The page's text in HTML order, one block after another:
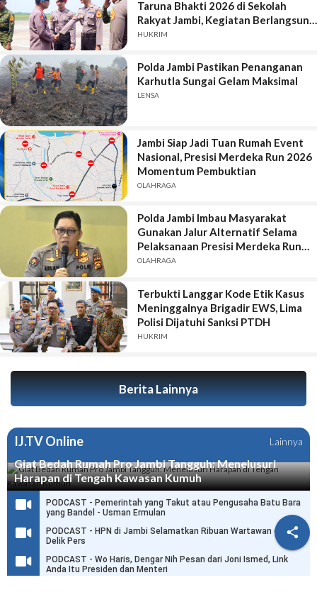

Taruna Bhakti 2026 di Sekolah
Rakyat Jambi, Kegiatan Berlangsung
Aman dan Lancar
HUKRIM
Polda Jambi Pastikan Penanganan
Karhutla Sungai Gelam Maksimal
LENSA
Jambi Siap Jadi Tuan Rumah Event
Nasional, Presisi Merdeka Run 2026
Momentum Pembuktian
OLAHRAGA
Polda Jambi Imbau Masyarakat
Gunakan Jalur Alternatif Selama
Pelaksanaan Presisi Merdeka Run
2026
OLAHRAGA
Terbukti Langgar Kode Etik Kasus
Meninggalnya Brigadir EWS, Lima
Polisi Dijatuhi Sanksi PTDH
HUKRIM
Berita Lainnya
IJ.TV Online Lainnya
Giat Bedah Rumah Pro Jambi Tangguh: Menelusuri
Harapan di Tengah Kawasan Kumuh
PODCAST - Pemerintah yang Takut atau Pengusaha Batu Bara
yang Bandel - Usman Ermulan
PODCAST - HPN di Jambi Selamatkan Ribuan Wartawan dari
Delik Pers
PODCAST - Wo Haris, Dengar Nih Pesan dari Joni Ismed, Link
Anda Itu Presiden dan Menteri